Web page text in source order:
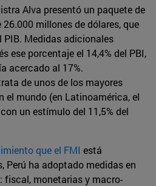
Alva presentó un paquete de
millones de dólares, que
PIB. Medidas adicionales
ese porcentaje el 14,4% del PBI,
acercado al 17%.
de unos de los mayores
el mundo (en Latinoamérica, el
un estímulo del 11,5% del
que el FMI está
Perú ha adoptado medidas en
fiscal, monetarias y macro-